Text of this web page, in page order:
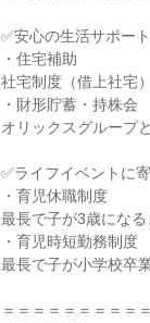
✅安心の生活サポー
・住宅補助
社宅制度（借上社宅
・財形貯蓄・持株会
オリックスグループ
✅ライフイベントに
・育児休職制度
最長で子が3歳になる
・育児時短勤務制度
最長で子が小学校卒
＝＝＝＝＝＝＝＝＝